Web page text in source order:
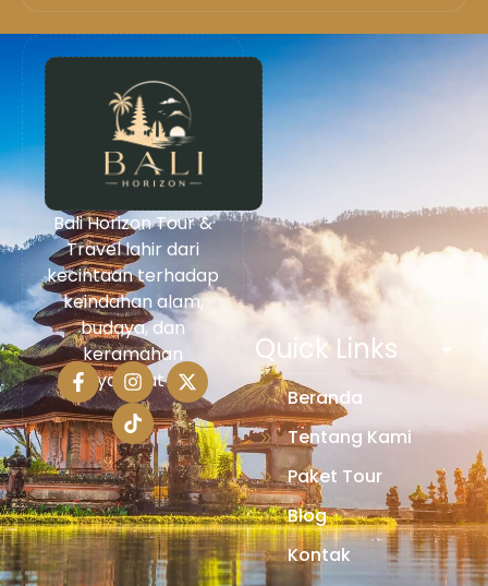
Bali Horizon Tour &
Travel lahir dari
kecintaan terhadap
keindahan alam,
budaya, dan
keramahan
masyarakat Bali.
Quick Links
Beranda
Tentang Kami
Paket Tour
Blog
Kontak